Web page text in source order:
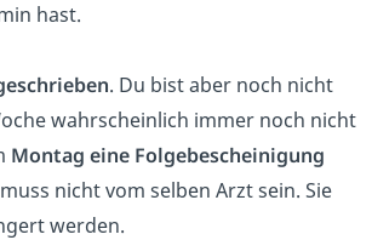
hast.
. Du bist aber noch nicht
wahrscheinlich immer noch nicht
Montag eine Folgebescheinigung
nicht vom selben Arzt sein. Sie
werden.